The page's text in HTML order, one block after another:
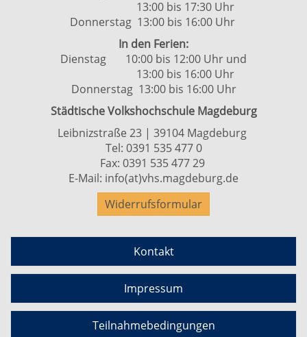
13:00 bis 17:30 Uhr
Donnerstag 13:00 bis 16:00 Uhr
In den Ferien:
Dienstag 10:00 bis 12:00 Uhr und
13:00 bis 16:00 Uhr
Donnerstag 13:00 bis 16:00 Uhr
Städtische Volkshochschule Magdeburg
Leibnizstraße 23 | 39104 Magdeburg
Tel: 0391 535 477 0
Fax: 0391 535 477 29
E-Mail: info(at)vhs.magdeburg.de
Widerrufsformular
Kontakt
Impressum
Teilnahmebedingungen